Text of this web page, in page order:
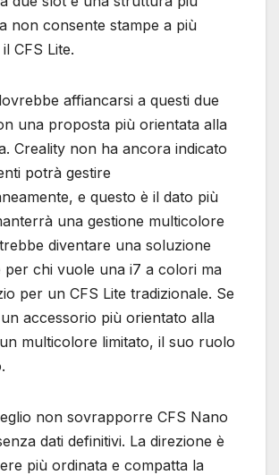
non consente stampe a più
CFS Lite.
affiancarsi a questi due
una proposta più orientata alla
Creality non ha ancora indicato
potrà gestire
e questo è il dato più
una gestione multicolore
diventare una soluzione
per chi vuole una i7 a colori ma
per un CFS Lite tradizionale. Se
accessorio più orientato alla
multicolore limitato, il suo ruolo
non sovrapporre CFS Nano
dati definitivi. La direzione è
più ordinata e compatta la